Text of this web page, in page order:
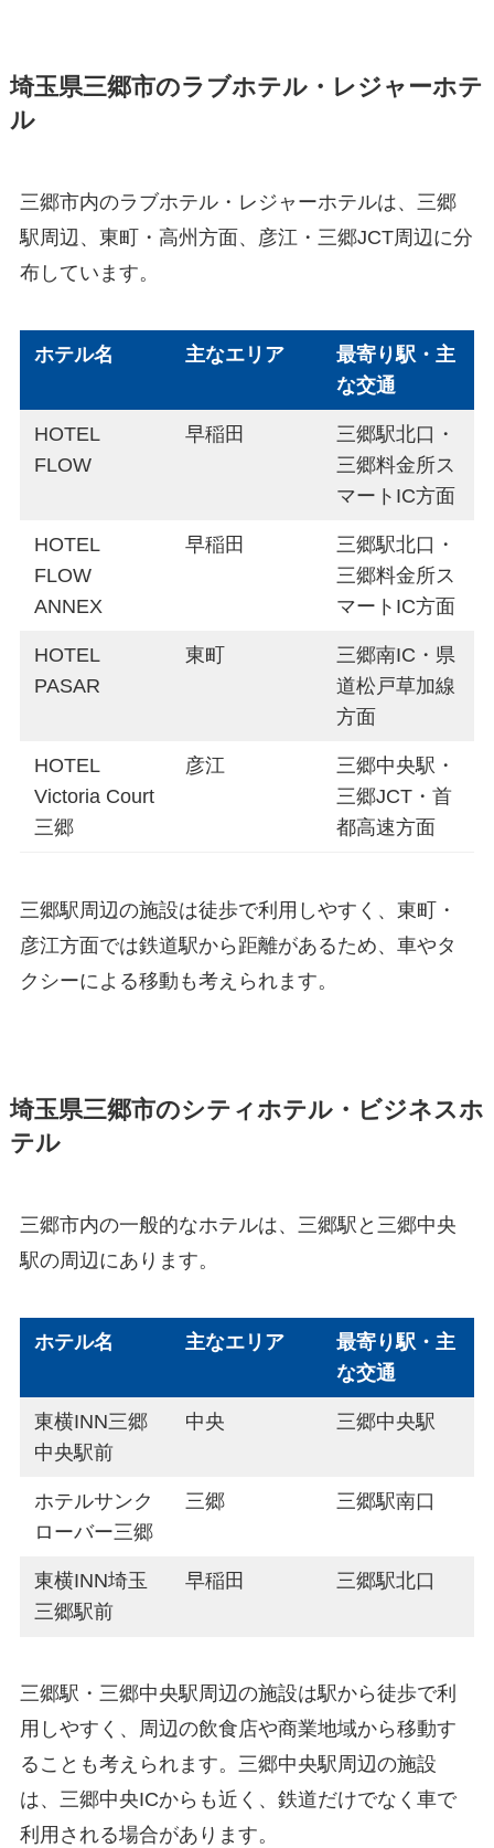
埼玉県三郷市のラブホテル・レジャーホテ
ル
三郷市内のラブホテル・レジャーホテルは、三郷
駅周辺、東町・高州方面、彦江・三郷JCT周辺に分
布しています。
ホテル名 主なエリア
最寄り駅・主
な交通
HOTEL
FLOW
早稲田
三郷駅北口・
三郷料金所ス
マートIC方面
HOTEL
FLOW
ANNEX
早稲田
三郷駅北口・
三郷料金所ス
マートIC方面
HOTEL
PASAR
東町
三郷南IC・県
道松戸草加線
方面
HOTEL
Victoria Court
三郷
彦江
三郷中央駅・
三郷JCT・首
都高速方面
三郷駅周辺の施設は徒歩で利用しやすく、東町・
彦江方面では鉄道駅から距離があるため、車やタ
クシーによる移動も考えられます。
埼玉県三郷市のシティホテル・ビジネスホ
テル
三郷市内の一般的なホテルは、三郷駅と三郷中央
駅の周辺にあります。
ホテル名 主なエリア
最寄り駅・主
な交通
東横INN三郷
中央駅前
中央 三郷中央駅
ホテルサンク
ローバー三郷
三郷 三郷駅南口
東横INN埼玉
三郷駅前
早稲田 三郷駅北口
三郷駅・三郷中央駅周辺の施設は駅から徒歩で利
用しやすく、周辺の飲食店や商業地域から移動す
ることも考えられます。三郷中央駅周辺の施設
は、三郷中央ICからも近く、鉄道だけでなく車で
利用される場合があります。